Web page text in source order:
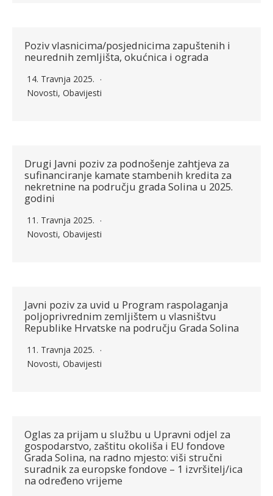
Poziv vlasnicima/posjednicima zapuštenih i
neurednih zemljišta, okućnica i ograda
14. Travnja 2025.
Novosti, Obavijesti
Drugi Javni poziv za podnošenje zahtjeva za
sufinanciranje kamate stambenih kredita za
nekretnine na području grada Solina u 2025.
godini
11. Travnja 2025.
Novosti, Obavijesti
Javni poziv za uvid u Program raspolaganja
poljoprivrednim zemljištem u vlasništvu
Republike Hrvatske na području Grada Solina
11. Travnja 2025.
Novosti, Obavijesti
Oglas za prijam u službu u Upravni odjel za
gospodarstvo, zaštitu okoliša i EU fondove
Grada Solina, na radno mjesto: viši stručni
suradnik za europske fondove – 1 izvršitelj/ica
na određeno vrijeme